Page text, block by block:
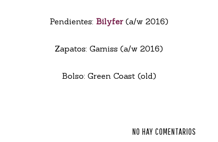
Pendientes: Bilyfer(a/w 2016)
Zapatos: Gamiss (a/w 2016)
Bolso: Green Coast (old)
NO HAY COMENTARIOS